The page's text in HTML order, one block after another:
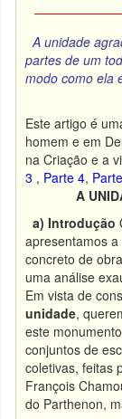
A unidade
partes de um
modo como ela
Este artigo é
homem e em
na Criação e a
3 , Parte 4,
A
a) Introdução
apresentamos
concreto de
uma análise
Em vista de
unidade,
este
conjuntos de
coletivas, feitas
François
do Parthenon,